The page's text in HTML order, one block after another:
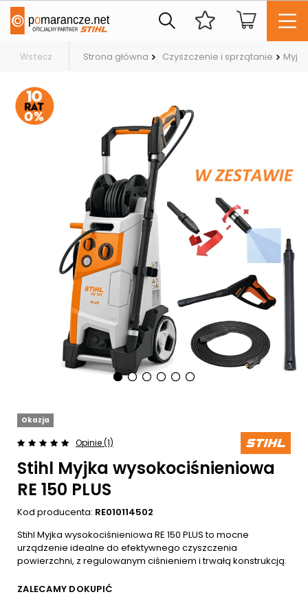
Wstecz Strona główna Czyszczenie i sprzątanie
Okazja
Opinie (1)
Stihl Myjka wysokociśnieniowa
RE 150 PLUS
Kod producenta: RE010114502
Stihl Myjka wysokociśnieniowa RE 150 PLUS to mocne
urządzenie idealne do efektywnego czyszczenia
powierzchni, z regulowanym ciśnieniem i trwałą konstrukcją.
ZALECAMY DOKUPIĆ